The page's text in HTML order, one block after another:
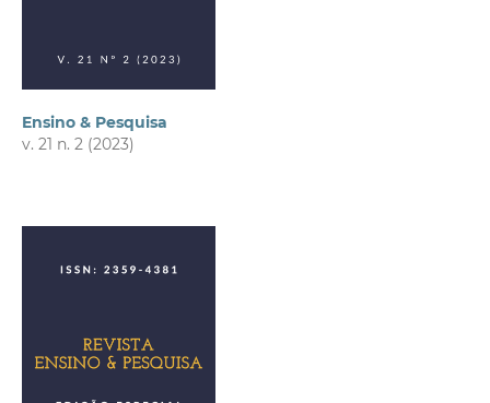
Ensino & Pesquisa
v. 21 n. 2 (2023)